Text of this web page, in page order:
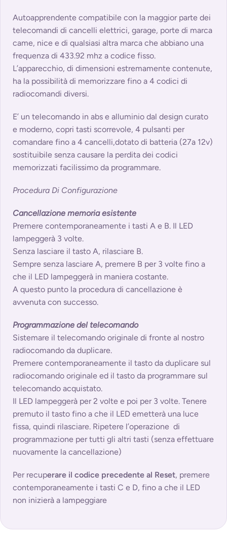
Autoapprendente compatibile con la maggior parte dei
telecomandi di cancelli elettrici, garage, porte di marca
came, nice e di qualsiasi altra marca che abbiano una
frequenza di 433.92 mhz a codice fisso.
L’apparecchio, di dimensioni estremamente contenute,
ha la possibilità di memorizzare fino a 4 codici di
radiocomandi diversi.
E’ un telecomando in abs e alluminio dal design curato
e moderno, copri tasti scorrevole, 4 pulsanti per
comandare fino a 4 cancelli,dotato di batteria (27a 12v)
sostituibile senza causare la perdita dei codici
memorizzati facilissimo da programmare.
Procedura Di Configurazione
Cancellazione memoria esistente
Premere contemporaneamente i tasti A e B. Il LED
lampeggerà 3 volte.
Senza lasciare il tasto A, rilasciare B.
Sempre senza lasciare A, premere B per 3 volte fino a
che il LED lampeggerà in maniera costante.
A questo punto la procedura di cancellazione è
avvenuta con successo.
Programmazione del telecomando
Sistemare il telecomando originale di fronte al nostro
radiocomando da duplicare.
Premere contemporaneamente il tasto da duplicare sul
radiocomando originale ed il tasto da programmare sul
telecomando acquistato.
Il LED lampeggerà per 2 volte e poi per 3 volte. Tenere
premuto il tasto fino a che il LED emetterà una luce
fissa, quindi rilasciare. Ripetere l’operazione di
programmazione per tutti gli altri tasti (senza effettuare
nuovamente la cancellazione)
Per recuperare il codice precedente al Reset, premere
contemporaneamente i tasti C e D, fino a che il LED
non inizierà a lampeggiare